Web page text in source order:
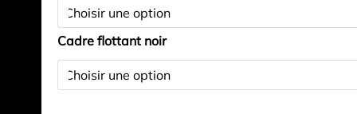
Cadre flottant noir
de
la
Poeta
Raisse
-